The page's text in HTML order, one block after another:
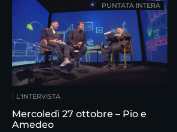
L'INTERVISTA
Mercoledì 27 ottobre – Pio e
Amedeo
PUNTATA INTERA